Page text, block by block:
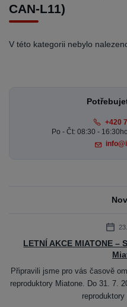
CAN-L11)
V této kategorii nebylo
+420
Po - Čt: 08:30 -
LETNÍ AKCE MIATONE
Připravili jsme pro vás časově
reproduktory Miatone. Do 31. 7.